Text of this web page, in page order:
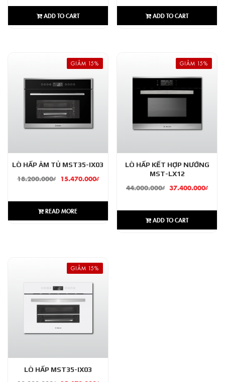
ADD TO CART ADD TO CART
GIẢM 15%
LÒ HẤP ÂM TỦ MST35-IX03
18.200.000₫ 15.470.000₫
READ MORE
GIẢM 15%
LÒ HẤP KẾT HỢP NƯỚNG
MST-LX12
44.000.000₫ 37.400.000₫
ADD TO CART
GIẢM 15%
LÒ HẤP MST35-IX03